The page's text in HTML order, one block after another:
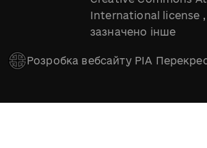
International license
зазначено інше
Розробка вебсайту РІА